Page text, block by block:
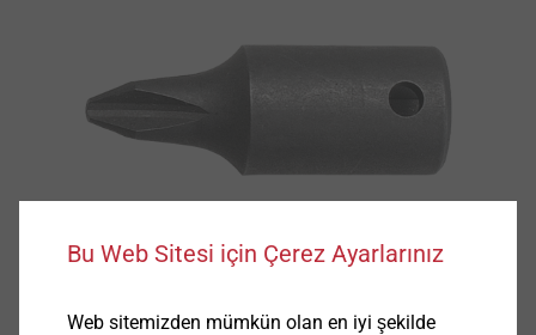
Bu Web Sitesi için Çerez Ayarlarınız
Web sitemizden mümkün olan en iyi şekilde